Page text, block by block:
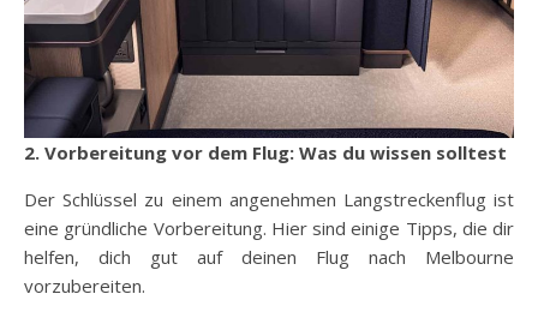
2. Vorbereitung vor dem Flug: Was du wissen solltest
Der Schlüssel zu einem angenehmen Langstreckenflug ist
eine gründliche Vorbereitung. Hier sind einige Tipps, die dir
helfen, dich gut auf deinen Flug nach Melbourne
vorzubereiten.